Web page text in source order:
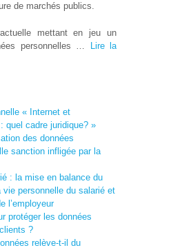
de marchés publics.
mettant en jeu un
personnelles …
Lire la
« Internet et
quel cadre juridique? »
des données
sanction infligée par la
: la mise en balance du
personnelle du salarié et
l’employeur
protéger les données
?
relève-t-il du